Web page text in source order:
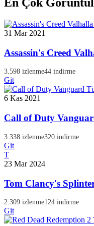
31 Mar 2021
Assassin's Creed
3.598 izlenme44 indirme
Git
6 Kas 2021
Call of Duty
3.338 izlenme320 indirme
Git
T
23 Mar 2024
Tom Clancy's
2.309 izlenme124 indirme
Git